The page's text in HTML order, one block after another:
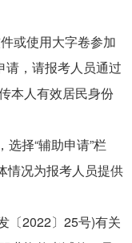
或使用大字卷参加
请，请报考人员通过
本人有效居民身份
选择“辅助申请”栏
情况为报考人员提供
〔2022〕25号)有关